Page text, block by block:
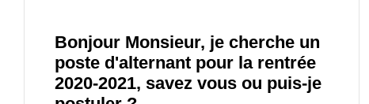
Bonjour Monsieur, je cherche un
poste d'alternant pour la rentrée
2020-2021, savez vous ou puis-je